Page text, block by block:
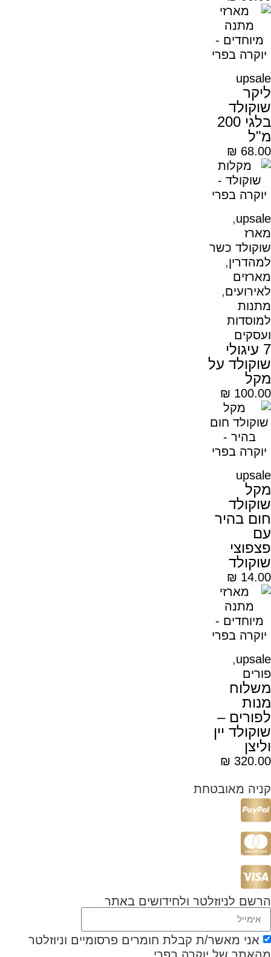
upsale
ליקר
שוקולד
בלגי 200
מ"ל
₪ 68.00
upsale
,
מארז
שוקולד כשר
למהדרין,
מארזים
לאירועים,
מתנות
למוסדות
ועסקים
7 עיגולי
שוקולד על
מקל
₪ 100.00
upsale
מקל
שוקולד
חום בהיר
עם
פצפוצי
שוקולד
₪ 14.00
upsale
,
פורים
משלוח
מנות
לפורים –
שוקולד יין
וליצן
₪ 320.00
קניה מאובטחת
הרשם לניוזלטר ולחידושים באתר
אני מאשר/ת קבלת חומרים פרסומיים וניוזלטר
מהאתר של יוקרה בפרי